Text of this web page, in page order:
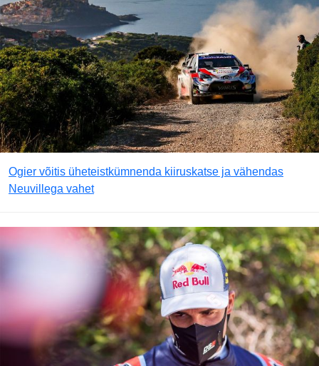
Ogier võitis üheteistkümnenda kiiruskatse ja vähendas
Neuvillega vahet